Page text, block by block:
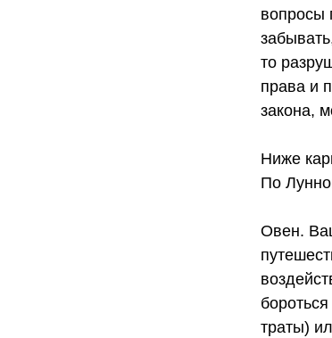
вопросы
то
права и
закона,
Ниже
По
Овен.
траты)